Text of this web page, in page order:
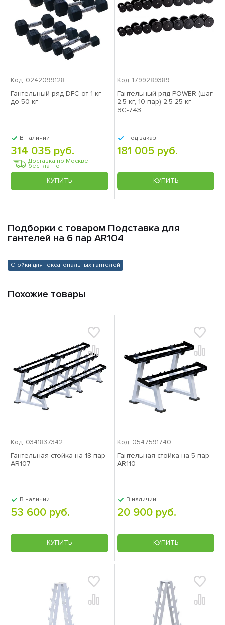
Код: 0242099128
Гантельный ряд DFC от 1 кг
до 50 кг
В наличии
Доставка по Москве
бесплатно
314 035 руб.
КУПИТЬ
Код: 1799289389
Гантельный ряд POWER (шаг
2,5 кг, 10 пар) 2,5-25 кг
ЗС-743
Под заказ
181 005 руб.
КУПИТЬ
Подборки с товаром Подставка для
гантелей на 6 пар AR104
Стойки для гексагональных гантелей
Похожие товары
Код: 0341837342
Гантельная стойка на 18 пар
AR107
В наличии
53 600 руб.
КУПИТЬ
Код: 0547591740
Гантельная стойка на 5 пар
AR110
В наличии
20 900 руб.
КУПИТЬ